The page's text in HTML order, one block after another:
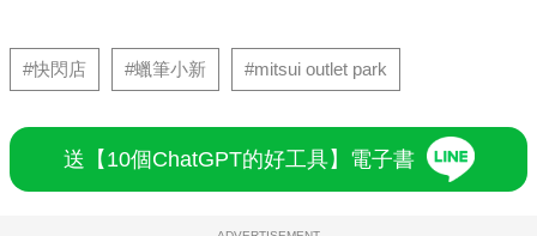
#快閃店 #蠟筆小新 #mitsui outlet park
送【10個ChatGPT的好工具】電子書